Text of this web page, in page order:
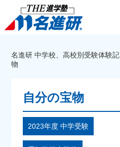
名進研 中学校、高校別受験体験記
物
自分の宝物
2023年度 中学受験